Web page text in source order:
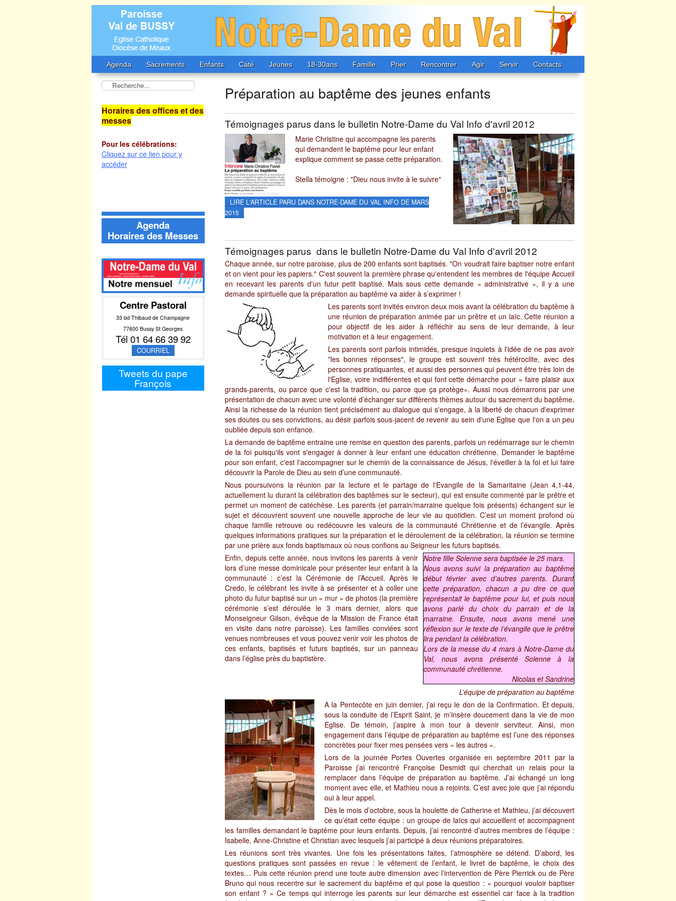
Agenda Sacrements Enfants Caté Jeunes 18-30ans Famille Prier Rencontrer Agir Servir Contacts
Horaires des offices et des
messes
Pour les célébrations:
Cliquez sur ce lien pour y
accéder
Agenda
Horaires des Messes
Centre Pastoral
33 bd Thibaud de Champagne
77600 Bussy St Georges
Tél 01 64 66 39 92
COURRIEL
Tweets du pape
François
Préparation au baptême des jeunes enfants
Témoignages parus dans le bulletin Notre-Dame du Val Info d'avril 2012
Marie Christine qui accompagne les parents
qui demandent le baptême pour leur enfant
explique comment se passe cette préparation.
Stella témoigne : "Dieu nous invite à le suivre"
LIRE L'ARTICLE PARU DANS NOTRE-DAME DU VAL INFO DE MARS
2015
Témoignages parus dans le bulletin Notre-Dame du Val Info d'avril 2012
Chaque année, sur notre paroisse, plus de 200 enfants sont baptisés. "On voudrait faire baptiser notre enfant
et on vient pour les papiers." C'est souvent la première phrase qu'entendent les membres de l'équipe Accueil
en recevant les parents d'un futur petit baptisé. Mais sous cette demande « administrative », il y a une
demande spirituelle que la préparation au baptême va aider à s’exprimer !
Les parents sont invités environ deux mois avant la célébration du baptême à
une réunion de préparation animée par un prêtre et un laïc. Cette réunion a
pour objectif de les aider à réfléchir au sens de leur demande, à leur
motivation et à leur engagement.
Les parents sont parfois intimidés, presque inquiets à l'idée de ne pas avoir
"les bonnes réponses", le groupe est souvent très hétéroclite, avec des
personnes pratiquantes, et aussi des personnes qui peuvent être très loin de
l'Eglise, voire indifférentes et qui font cette démarche pour « faire plaisir aux
grands-parents, ou parce que c'est la tradition, ou parce que ça protège». Aussi nous démarrons par une
présentation de chacun avec une volonté d’échanger sur différents thèmes autour du sacrement du baptême.
Ainsi la richesse de la réunion tient précisément au dialogue qui s'engage, à la liberté de chacun d'exprimer
ses doutes ou ses convictions, au désir parfois sous-jacent de revenir au sein d'une Eglise que l'on a un peu
oubliée depuis son enfance.
La demande de baptême entraine une remise en question des parents, parfois un redémarrage sur le chemin
de la foi puisqu'ils vont s'engager à donner à leur enfant une éducation chrétienne. Demander le baptême
pour son enfant, c'est l'accompagner sur le chemin de la connaissance de Jésus, l'éveiller à la foi et lui faire
découvrir la Parole de Dieu au sein d’une communauté.
Nous poursuivons la réunion par la lecture et le partage de l'Evangile de la Samaritaine (Jean 4,1-44,
actuellement lu durant la célébration des baptêmes sur le secteur), qui est ensuite commenté par le prêtre et
permet un moment de catéchèse. Les parents (et parrain/marraine quelque fois présents) échangent sur le
sujet et découvrent souvent une nouvelle approche de leur vie au quotidien. C’est un moment profond où
chaque famille retrouve ou redécouvre les valeurs de la communauté Chrétienne et de l’évangile. Après
quelques informations pratiques sur la préparation et le déroulement de la célébration, la réunion se termine
par une prière aux fonds baptismaux où nous confions au Seigneur les futurs baptisés.
Enfin, depuis cette année, nous invitons les parents à venir
lors d’une messe dominicale pour présenter leur enfant à la
communauté : c’est la Cérémonie de l’Accueil. Après le
Credo, le célébrant les invite à se présenter et à coller une
photo du futur baptisé sur un « mur » de photos (la première
cérémonie s’est déroulée le 3 mars dernier, alors que
Monseigneur Gilson, évêque de la Mission de France était
en visite dans notre paroisse). Les familles conviées sont
venues nombreuses et vous pouvez venir voir les photos de
ces enfants, baptisés et futurs baptisés, sur un panneau
dans l’église près du baptistère.
Notre fille Solenne sera baptisée le 25 mars.
Nous avons suivi la préparation au baptême
début février avec d’autres parents. Durant
cette préparation, chacun a pu dire ce que
représentait le baptême pour lui, et puis nous
avons parlé du choix du parrain et de la
marraine. Ensuite, nous avons mené une
réflexion sur le texte de l’évangile que le prêtre
lira pendant la célébration.
Lors de la messe du 4 mars à Notre-Dame du
Val, nous avons présenté Solenne à la
communauté chrétienne.
Nicolas et Sandrine
L’équipe de préparation au baptême
A la Pentecôte en juin dernier, j’ai reçu le don de la Confirmation. Et depuis,
sous la conduite de l’Esprit Saint, je m’insère doucement dans la vie de mon
Eglise. De témoin, j’aspire à mon tour à devenir serviteur. Ainsi, mon
engagement dans l’équipe de préparation au baptême est l’une des réponses
concrètes pour fixer mes pensées vers « les autres ».
Lors de la journée Portes Ouvertes organisée en septembre 2011 par la
Paroisse j’ai rencontré Françoise Desmidt qui cherchait un relais pour la
remplacer dans l’équipe de préparation au baptême. J’ai échangé un long
moment avec elle, et Mathieu nous a rejoints. C’est avec joie que j’ai répondu
oui à leur appel.
Dès le mois d’octobre, sous la houlette de Catherine et Mathieu, j’ai découvert
ce qu’était cette équipe : un groupe de laïcs qui accueillent et accompagnent
les familles demandant le baptême pour leurs enfants. Depuis, j’ai rencontré d’autres membres de l’équipe :
Isabelle, Anne-Christine et Christian avec lesquels j’ai participé à deux réunions préparatoires.
Les réunions sont très vivantes. Une fois les présentations faites, l’atmosphère se détend. D’abord, les
questions pratiques sont passées en revue : le vêtement de l’enfant, le livret de baptême, le choix des
textes… Puis cette réunion prend une toute autre dimension avec l’intervention de Père Pierrick ou de Père
Bruno qui nous recentre sur le sacrement du baptême et qui pose la question : « pourquoi vouloir baptiser
son enfant ? » Ce temps qui interroge les parents sur leur démarche est essentiel car face à la tradition